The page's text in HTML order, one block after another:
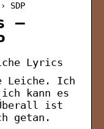
SDP
–
Lyrics
Leiche. Ich
kann es
ist
getan.